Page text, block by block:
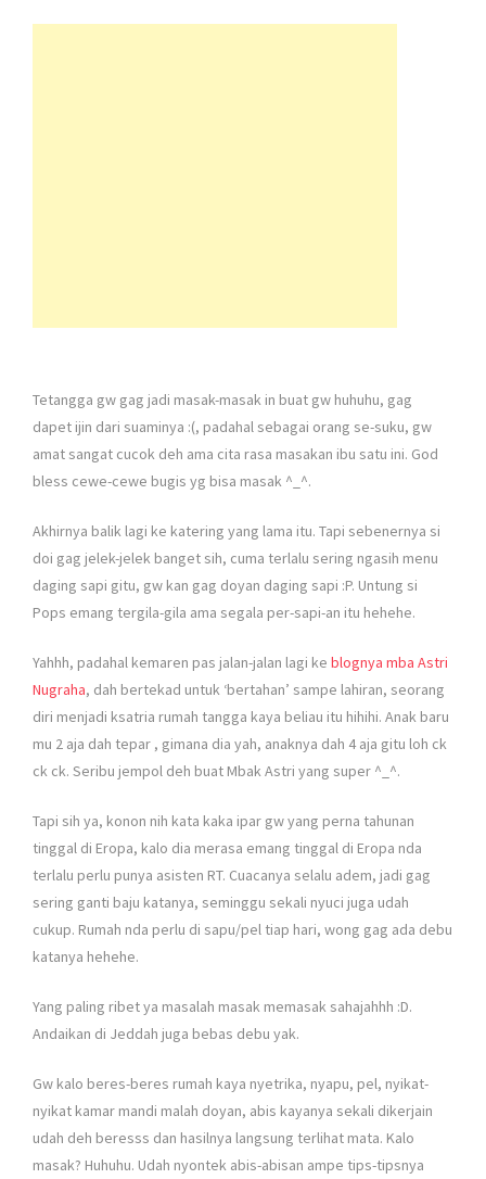
Tetangga gw gag jadi masak-masak in buat gw huhuhu, gag
dapet ijin dari suaminya :(, padahal sebagai orang se-suku, gw
amat sangat cucok deh ama cita rasa masakan ibu satu ini. God
bless cewe-cewe bugis yg bisa masak ^_^.
Akhirnya balik lagi ke katering yang lama itu. Tapi sebenernya si
doi gag jelek-jelek banget sih, cuma terlalu sering ngasih menu
daging sapi gitu, gw kan gag doyan daging sapi :P. Untung si
Pops emang tergila-gila ama segala per-sapi-an itu hehehe.
Yahhh, padahal kemaren pas jalan-jalan lagi ke blognya mba Astri
Nugraha, dah bertekad untuk ‘bertahan’ sampe lahiran, seorang
diri menjadi ksatria rumah tangga kaya beliau itu hihihi. Anak baru
mu 2 aja dah tepar , gimana dia yah, anaknya dah 4 aja gitu loh ck
ck ck. Seribu jempol deh buat Mbak Astri yang super ^_^.
Tapi sih ya, konon nih kata kaka ipar gw yang perna tahunan
tinggal di Eropa, kalo dia merasa emang tinggal di Eropa nda
terlalu perlu punya asisten RT. Cuacanya selalu adem, jadi gag
sering ganti baju katanya, seminggu sekali nyuci juga udah
cukup. Rumah nda perlu di sapu/pel tiap hari, wong gag ada debu
katanya hehehe.
Yang paling ribet ya masalah masak memasak sahajahhh :D.
Andaikan di Jeddah juga bebas debu yak.
Gw kalo beres-beres rumah kaya nyetrika, nyapu, pel, nyikat-
nyikat kamar mandi malah doyan, abis kayanya sekali dikerjain
udah deh beresss dan hasilnya langsung terlihat mata. Kalo
masak? Huhuhu. Udah nyontek abis-abisan ampe tips-tipsnya